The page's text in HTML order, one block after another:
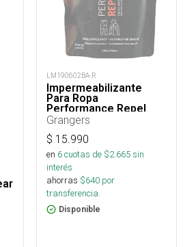
LM190602BA-R
Impermeabilizante
Para Ropa
Performance Repel
Plus Eco Refill 275 Ml
Grangers
$ 15.990
en 6cuotas de $2.665sin
interés
ahorras $640 por
transferencia.
Disponible